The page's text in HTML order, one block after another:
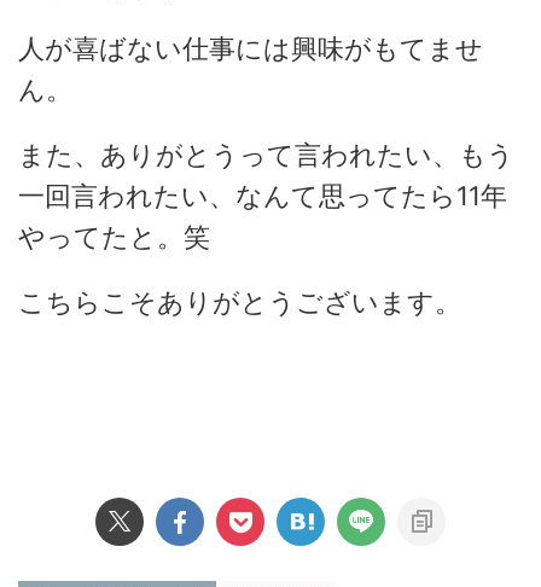
人が喜ばない仕事には興味がもてませ
ん。
また、ありがとうって言われたい、もう
一回言われたい、なんて思ってたら11年
やってたと。笑
こちらこそありがとうございます。